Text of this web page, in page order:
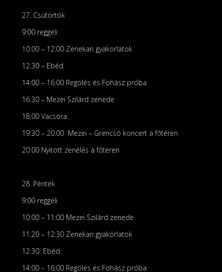
27. Csütörtök
9:00 reggeli
10:00 – 12:00 Zenekari gyakorlatok
12:30 – Ebéd
14:00 – 16:00 Regölés és Fohász próba
16:30 – Mezei Szilárd zenede
18:00 Vacsora
19:30 – 20:00 Mezei – Grencsó koncert a főtéren
20:00 Nyitott zenélés a főtéren
28. Péntek
9:00 reggeli
10:00 – 11:00 Mezei Szilárd zenede
11:20 – 12:30 Zenekari gyakorlatok
12:30 Ebéd
14:00 – 16:00 Regölés és Fohász próba